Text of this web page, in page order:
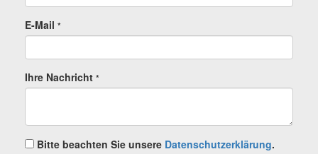
E-Mail *
Ihre Nachricht *
Bitte beachten Sie unsere Datenschutzerklärung.